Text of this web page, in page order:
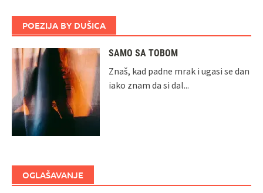
POEZIJA BY DUŠICA
SAMO SA TOBOM
Znaš, kad padne mrak i ugasi se dan
iako znam da si dal...
OGLAŠAVANJE